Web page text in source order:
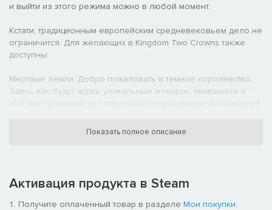
и выйти из этого режима можно в любой момент.
Кстати, традиционным европейским средневековьем дело не
ограничится. Для желающих в Kingdom Two Crowns также
доступны:
Мертвые земли: Добро пожаловать в темное королевство.
Здесь вас будут ждать уникальные монархи, явившиеся в
известной игры, перебравшись в Kingdom, сохранили не
демонический конь Гамиджин поможет в бою с врагами.
Начните строить темное-темное королевство!
Показать полное описание
Активация продукта в Steam
Получите оплаченный товар в разделе Мои покупки.